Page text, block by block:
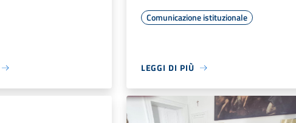
Comunicazione istituzionale
LEGGI DI PIÙ